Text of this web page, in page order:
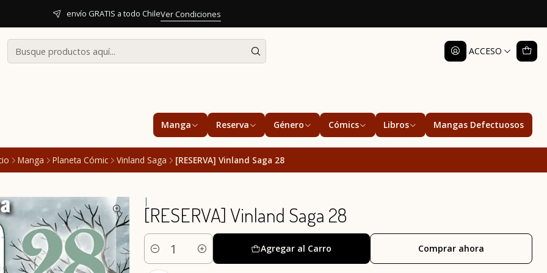
ACCESO
Manga Reserva Género Cómics Libros Mangas Defectuosos
envío GRATIS a todo ChileVer Condiciones
Manga Planeta Cómic Vinland Saga [RESERVA] Vinland Saga 28
|
[RESERVA] Vinland Saga 28
Cantidad
Agregar al Carro Comprar ahora